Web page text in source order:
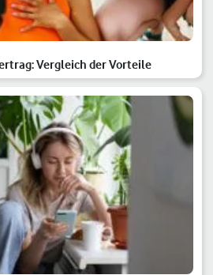
Vergleich der Vorteile